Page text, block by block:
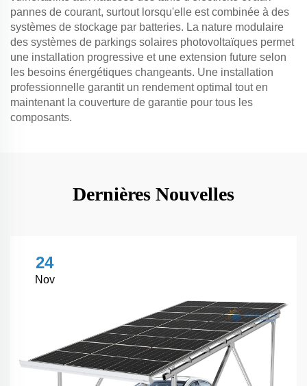
pannes de courant, surtout lorsqu'elle est combinée à des
systèmes de stockage par batteries. La nature modulaire
des systèmes de parkings solaires photovoltaïques permet
une installation progressive et une extension future selon
les besoins énergétiques changeants. Une installation
professionnelle garantit un rendement optimal tout en
maintenant la couverture de garantie pour tous les
composants.
Dernières Nouvelles
24
Nov